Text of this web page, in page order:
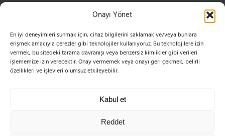
Onayı Yönet
En iyi deneyimleri sunmak için, cihaz bilgilerini saklamak ve/veya bunlara
erişmek amacıyla çerezler gibi teknolojiler kullanıyoruz. Bu teknolojilere izin
vermek, bu sitedeki tarama davranışı veya benzersiz kimlikler gibi verileri
işlememize izin verecektir. Onay vermemek veya onayı geri çekmek, belirli
özellikleri ve işlevleri olumsuz etkileyebilir.
Kabul et
Reddet
Hızır Reis Sokak No: 16 34846 Cevizli Maltepe
Phone:0216 399 10 50
Mobile:0555 654 61 83
Email:bilgi@esvoleybol.com